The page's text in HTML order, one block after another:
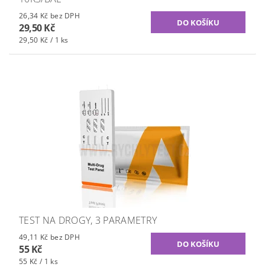
26,34 Kč bez DPH
29,50 Kč
29,50 Kč / 1 ks
TEST NA DROGY, 3 PARAMETRY
49,11 Kč bez DPH
55 Kč
55 Kč / 1 ks